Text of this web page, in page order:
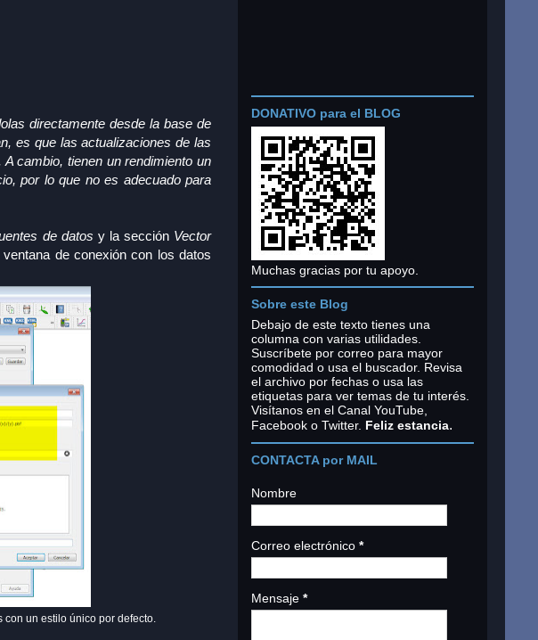
directamente desde la base de
es que las actualizaciones de las
cambio, tienen un rendimiento un
por lo que no es adecuado para
de datos y la sección Vector
de conexión con los datos
un estilo único por defecto.
DONATIVO para el BLOG
Muchas gracias por tu apoyo.
Sobre este Blog
Debajo de este texto tienes una
columna con varias utilidades.
Suscríbete por correo para mayor
comodidad o usa el buscador. Revisa
el archivo por fechas o usa las
etiquetas para ver temas de tu interés.
Visítanos en el Canal YouTube,
Facebook o Twitter. Feliz estancia.
CONTACTA por MAIL
Nombre
Correo electrónico *
Mensaje *